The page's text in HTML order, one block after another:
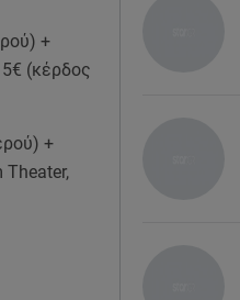
+
(κέρδος
+
Theater,